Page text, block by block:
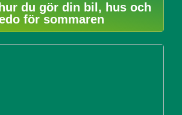
du gör din bil, hus och
för sommaren